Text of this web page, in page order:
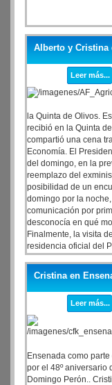
Alberto y Cristina
Leer más...
la Quinta de Olivos.
recibió en la Quinta
compartió una cena
Economía. El
del domingo, en la
reemplazo del
posibilidad de un
domingo por la
comunicación por
desconocía en qué
Finalmente, la visita
residencia oficial del
Cristina en
Leer más...
Ensenada como
por el 48º aniversario
Domingo Perón..